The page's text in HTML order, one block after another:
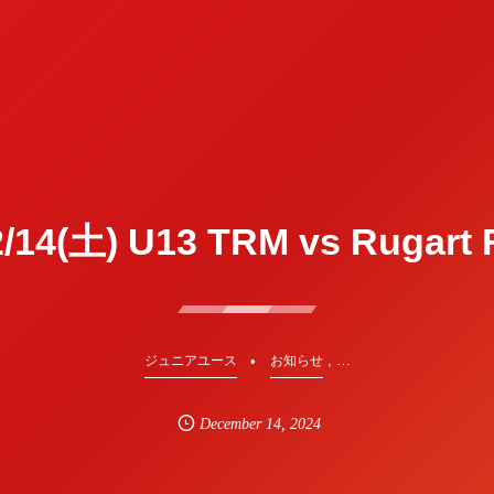
14(土) U13 TRM vs Rugart
ジュニアユース お知らせ, …
December 14, 2024